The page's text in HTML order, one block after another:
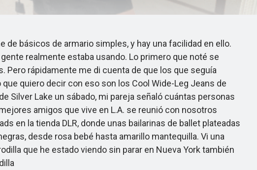
básicos de armario simples, y hay una facilidad en ello.
realmente estaba usando. Lo primero que noté se
rápidamente me di cuenta de que los que seguía
quiero decir con eso son los Cool Wide-Leg Jeans de
Silver Lake un sábado, mi pareja señaló cuántas personas
amigos que vive en L.A. se reunió con nosotros
en la tienda DLR, donde unas bailarinas de ballet plateadas
desde rosa bebé hasta amarillo mantequilla. Vi una
que he estado viendo sin parar en Nueva York también